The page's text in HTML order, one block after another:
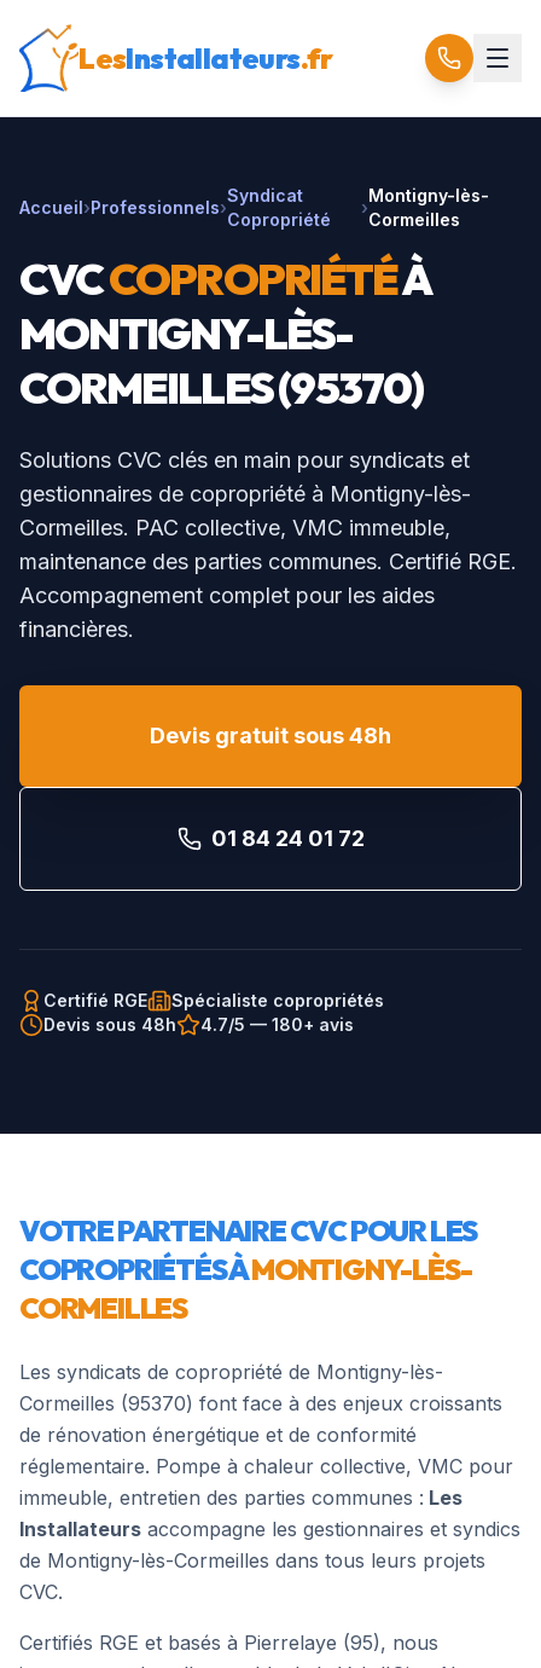
LesInstallateurs.fr
Accueil›Professionnels›
Syndicat
Copropriété
›
Montigny-lès-
Cormeilles
CVCCOPROPRIÉTÉÀ
MONTIGNY-LÈS-
CORMEILLES(95370)
Solutions CVC clés en main pour syndicats et
gestionnaires de copropriété à Montigny-lès-
Cormeilles. PAC collective, VMC immeuble,
maintenance des parties communes. Certifié RGE.
Accompagnement complet pour les aides
financières.
Devis gratuit sous 48h
01 84 24 01 72
Certifié RGE
Spécialiste copropriétés
Devis sous 48h
4.7/5 — 180+ avis
VOTRE PARTENAIRE CVC POUR LES
COPROPRIÉTÉS ÀMONTIGNY-LÈS-
CORMEILLES
Les syndicats de copropriété de Montigny-lès-
Cormeilles (95370) font face à des enjeux croissants
de rénovation énergétique et de conformité
réglementaire. Pompe à chaleur collective, VMC pour
immeuble, entretien des parties communes : Les
Installateurs accompagne les gestionnaires et syndics
de Montigny-lès-Cormeilles dans tous leurs projets
CVC.
Certifiés RGE et basés à Pierrelaye (95), nous